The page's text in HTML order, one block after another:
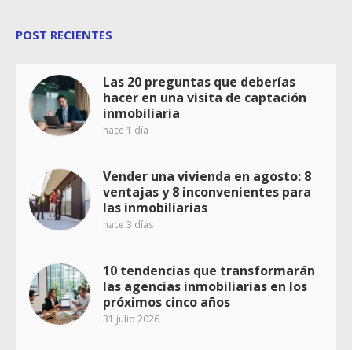
POST RECIENTES
Las 20 preguntas que deberías
hacer en una visita de captación
inmobiliaria
hace 1 día
Vender una vivienda en agosto: 8
ventajas y 8 inconvenientes para
las inmobiliarias
hace 3 días
10 tendencias que transformarán
las agencias inmobiliarias en los
próximos cinco años
31 julio 2026